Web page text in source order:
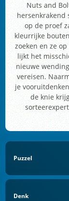
Nuts and
hersenkrakend
op de proef
kleurrijke
zoeken en ze
lijkt het
nieuwe
vereisen.
je
de knie
Puzzel
Denk